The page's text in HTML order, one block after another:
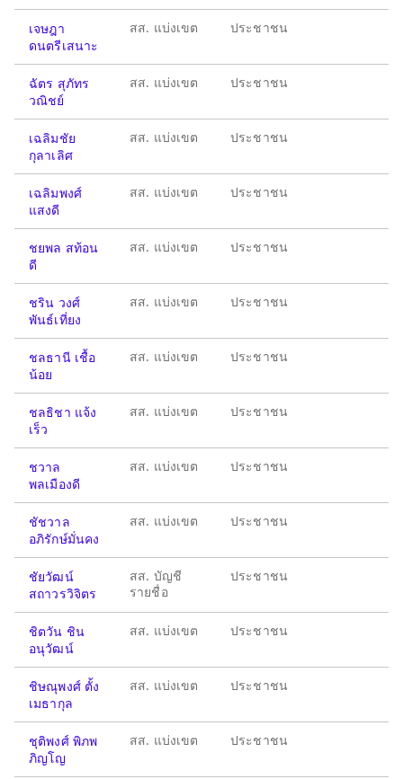
เจษฎา
ดนตรีเสนาะ
สส. แบ่งเขต ประชาชน
ฉัตร สุภัทร
วณิชย์
สส. แบ่งเขต ประชาชน
เฉลิมชัย
กุลาเลิศ
สส. แบ่งเขต ประชาชน
เฉลิมพงศ์
แสงดี
สส. แบ่งเขต ประชาชน
ชยพล สท้อน
ดี
สส. แบ่งเขต ประชาชน
ชริน วงศ์
พันธ์เที่ยง
สส. แบ่งเขต ประชาชน
ชลธานี เชื้อ
น้อย
สส. แบ่งเขต ประชาชน
ชลธิชา แจ้ง
เร็ว
สส. แบ่งเขต ประชาชน
ชวาล
พลเมืองดี
สส. แบ่งเขต ประชาชน
ชัชวาล
อภิรักษ์มั่นคง
สส. แบ่งเขต ประชาชน
ชัยวัฒน์
สถาวรวิจิตร
สส. บัญชี
รายชื่อ
ประชาชน
ชิตวัน ชิน
อนุวัฒน์
สส. แบ่งเขต ประชาชน
ชิษณุพงศ์ ตั้ง
เมธากุล
สส. แบ่งเขต ประชาชน
ชุติพงศ์ พิภพ
ภิญโญ
สส. แบ่งเขต ประชาชน